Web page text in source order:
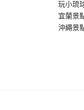
玩小琉
宜蘭景
沖繩景